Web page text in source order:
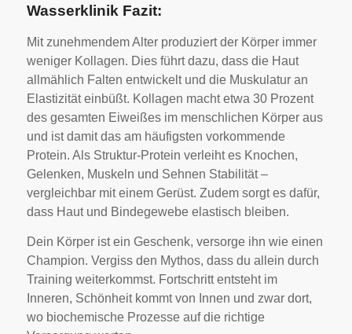
Wasserklinik Fazit:
Mit zunehmendem Alter produziert der Körper immer
weniger Kollagen. Dies führt dazu, dass die Haut
allmählich Falten entwickelt und die Muskulatur an
Elastizität einbüßt. Kollagen macht etwa 30 Prozent
des gesamten Eiweißes im menschlichen Körper aus
und ist damit das am häufigsten vorkommende
Protein. Als Struktur-Protein verleiht es Knochen,
Gelenken, Muskeln und Sehnen Stabilität –
vergleichbar mit einem Gerüst. Zudem sorgt es dafür,
dass Haut und Bindegewebe elastisch bleiben.
Dein Körper ist ein Geschenk, versorge ihn wie einen
Champion. Vergiss den Mythos, dass du allein durch
Training weiterkommst. Fortschritt entsteht im
Inneren, Schönheit kommt von Innen und zwar dort,
wo biochemische Prozesse auf die richtige